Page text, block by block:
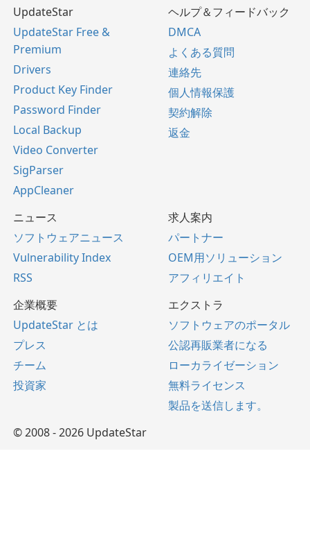
UpdateStar
UpdateStar Free &
Premium
Drivers
Product Key Finder
Password Finder
Local Backup
Video Converter
SigParser
AppCleaner
ヘルプ＆フィードバック
DMCA
よくある質問
連絡先
個人情報保護
契約解除
返金
ニュース
ソフトウェアニュース
Vulnerability Index
RSS
求人案内
パートナー
OEM用ソリューション
アフィリエイト
企業概要
UpdateStar とは
プレス
チーム
投資家
エクストラ
ソフトウェアのポータル
公認再販業者になる
ローカライゼーション
無料ライセンス
製品を送信します。
© 2008 - 2026 UpdateStar